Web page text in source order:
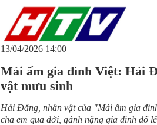
13/04/2026 14:00
Mái ấm gia đình Việt: Hải
vật mưu sinh
Hải Đăng, nhân vật của "Mái ấm gia
cha em qua đời, gánh nặng gia đình đổ